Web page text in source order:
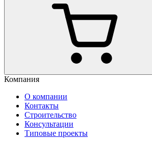
Компания
О компании
Контакты
Строительство
Консультации
Типовые проекты